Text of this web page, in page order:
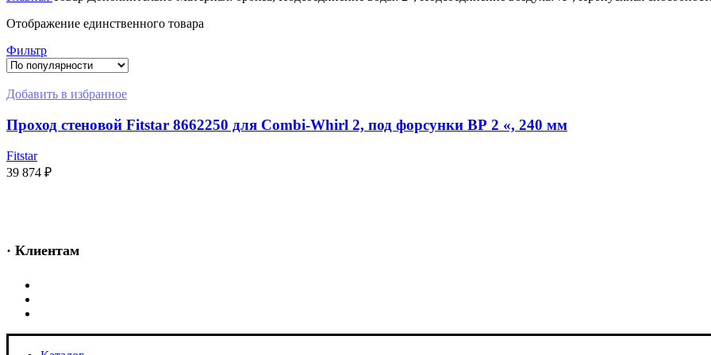
Отображение единственного товара
Фильтр
Добавить в избранное
Проход стеновой Fitstar 8662250 для Combi-Whirl 2, под форсунки ВР 2 «, 240 мм
Fitstar
39 874 ₽
· Клиентам